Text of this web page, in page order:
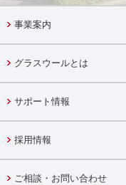
事業案内
グラスウールとは
サポート情報
採用情報
ご相談・お問い合わせ